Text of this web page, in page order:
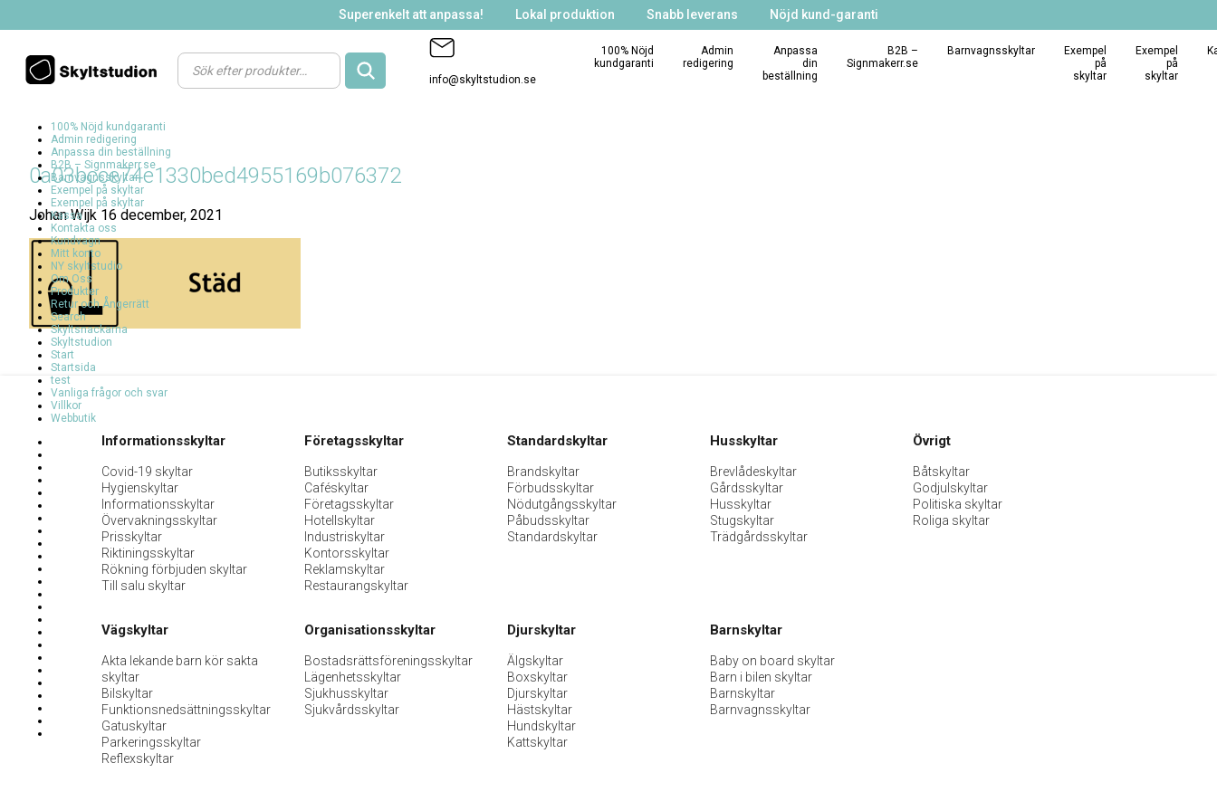
Superenkelt att anpassa! Lokal produktion Snabb leverans Nöjd kund-garanti
Products
search
info@skyltstudion.se
100% Nöjd
kundgaranti
Admin
redigering
Anpassa
din
beställning
B2B –
Signmakerr.se
Barnvagnsskyltar
Exempel
på
skyltar
Exempel
på
skyltar
100% Nöjd kundgaranti
Admin redigering
Anpassa din beställning
B2B – Signmakerr.se
Barnvagnsskyltar
Exempel på skyltar
Exempel på skyltar
Kassa
Kontakta oss
Kundvagn
Mitt konto
NY skyltstudio
Om Oss
Produkter
Retur och Ångerrätt
Search
Skyltsnackarna
Skyltstudion
Start
Startsida
test
Vanliga frågor och svar
Villkor
Webbutik
0a03bcce74e1330bed4955169b076372
Johan Wijk 16 december, 2021
Informationsskyltar
Covid-19 skyltar
Hygienskyltar
Informationsskyltar
Övervakningsskyltar
Prisskyltar
Riktiningsskyltar
Rökning förbjuden skyltar
Till salu skyltar
Företagsskyltar
Butiksskyltar
Caféskyltar
Företagsskyltar
Hotellskyltar
Industriskyltar
Kontorsskyltar
Reklamskyltar
Restaurangskyltar
Standardskyltar
Brandskyltar
Förbudsskyltar
Nödutgångsskyltar
Påbudsskyltar
Standardskyltar
Husskyltar
Brevlådeskyltar
Gårdsskyltar
Husskyltar
Stugskyltar
Trädgårdsskyltar
Övrigt
Båtskyltar
Godjulskyltar
Politiska skyltar
Roliga skyltar
Vägskyltar
Akta lekande barn kör sakta
skyltar
Bilskyltar
Funktionsnedsättningsskyltar
Gatuskyltar
Parkeringsskyltar
Reflexskyltar
Organisationsskyltar
Bostadsrättsföreningsskyltar
Lägenhetsskyltar
Sjukhusskyltar
Sjukvårdsskyltar
Djurskyltar
Älgskyltar
Boxskyltar
Djurskyltar
Hästskyltar
Hundskyltar
Kattskyltar
Barnskyltar
Baby on board skyltar
Barn i bilen skyltar
Barnskyltar
Barnvagnsskyltar